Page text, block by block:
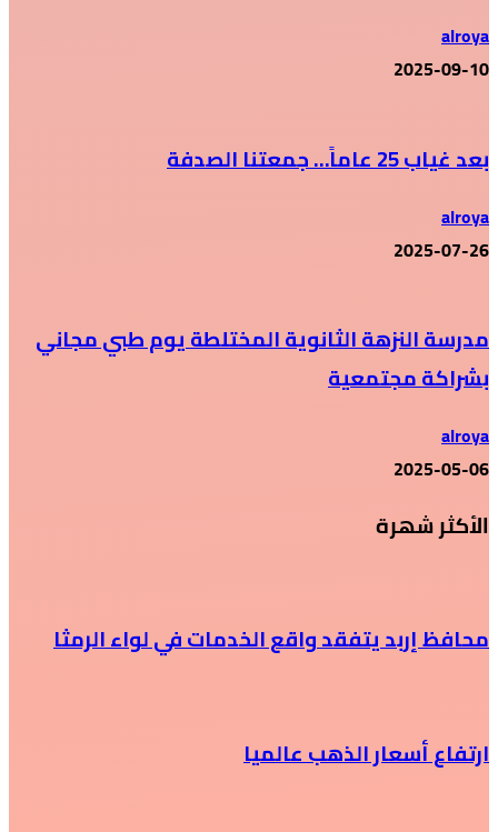
alroya
2025-09-10
بعد غياب 25 عاماً… جمعتنا الصدفة
alroya
2025-07-26
مدرسة النزهة الثانوية المختلطة يوم طبي مجاني
بشراكة مجتمعية
alroya
2025-05-06
الأكثر شهرة
محافظ إربد يتفقد واقع الخدمات في لواء الرمثا
ارتفاع أسعار الذهب عالميا